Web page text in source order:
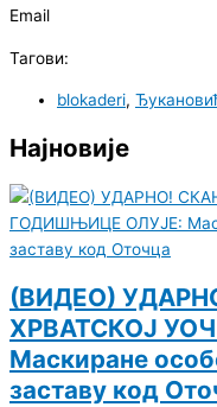
Email
Тагови:
blokaderi,
Најновије
(ВИДЕО)
ХРВАТСКОЈ
Маскиране
заставу код